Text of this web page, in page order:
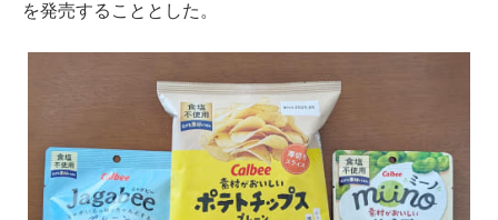
を発売することとした。